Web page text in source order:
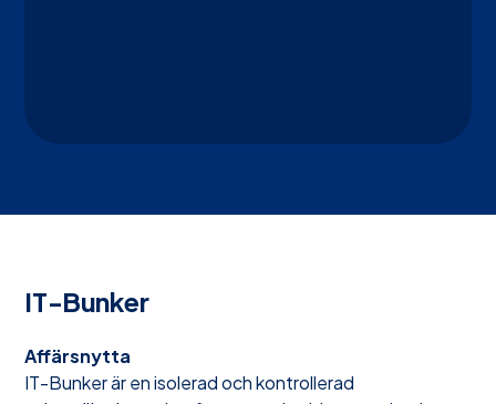
IT-Bunker
Affärsnytta
IT-Bunker är en isolerad och kontrollerad